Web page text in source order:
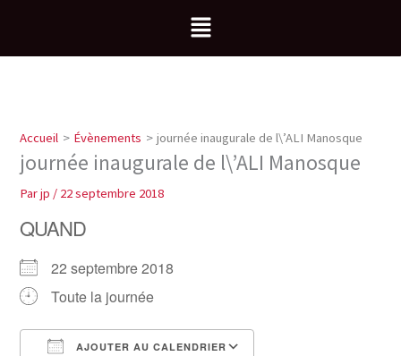
contenu
Menu
Accueil Évènements journée inaugurale de l\’ALI Manosque
journée inaugurale de l\’ALI Manosque
Parjp / 22 septembre 2018
QUAND
22 septembre 2018
Toute la journée
AJOUTER AU CALENDRIER